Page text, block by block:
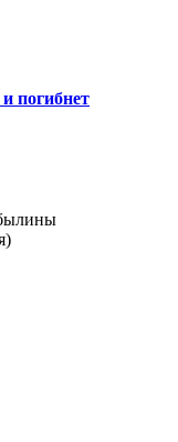
погибнет